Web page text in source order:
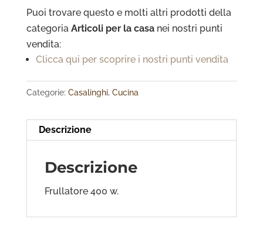
Puoi trovare questo e molti altri prodotti della
categoriaArticoli per la casa nei nostri punti
vendita:
Clicca qui per scoprire i nostri punti vendita
Categorie: Casalinghi, Cucina
Descrizione
Descrizione
Frullatore 400 w.